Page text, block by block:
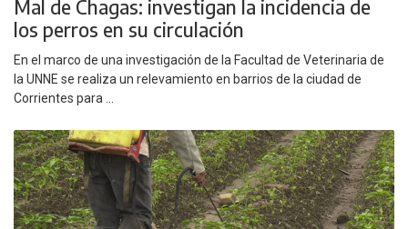
Mal de Chagas: investigan la incidencia de
los perros en su circulación
En el marco de una investigación de la Facultad de Veterinaria de
la UNNE se realiza un relevamiento en barrios de la ciudad de
Corrientes para ...